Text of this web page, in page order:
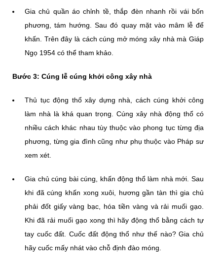
Gia chủ quần áo chỉnh tề, thắp đèn nhanh rồi vái bốn
phương, tám hướng. Sau đó quay mặt vào mâm lễ để
khấn. Trên đây là cách cúng mở móng xây nhà mà Giáp
Ngọ 1954 có thể tham khảo.
Bước 3: Cúng lễ cúng khởi công xây nhà
Thủ tục động thổ xây dựng nhà, cách cúng khởi công
làm nhà là khá quan trọng. Cúng xây nhà động thổ có
nhiều cách khác nhau tùy thuộc vào phong tục từng địa
phương, từng gia đình cũng như phụ thuộc vào Pháp sư
xem xét.
Gia chủ cúng bài cúng, khấn động thổ làm nhà mới. Sau
khi đã cúng khấn xong xuôi, hương gần tàn thì gia chủ
phải đốt giấy vàng bạc, hóa tiền vàng và rải muối gạo.
Khi đã rải muối gạo xong thì hãy động thổ bằng cách tự
tay cuốc đất. Cuốc đất động thổ như thế nào? Gia chủ
hãy cuốc mấy nhát vào chỗ định đào móng.